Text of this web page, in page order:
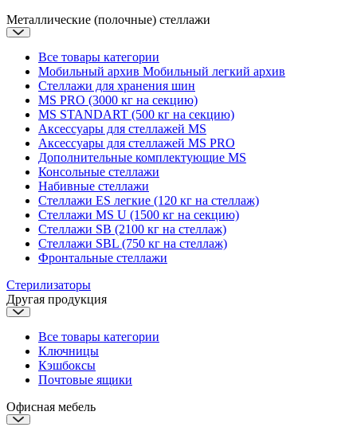
Металлические (полочные) стеллажи
Все товары категории
Мобильный архив Мобильный легкий архив
Стеллажи для хранения шин
MS PRO (3000 кг на секцию)
MS STANDART (500 кг на секцию)
Аксессуары для стеллажей MS
Аксессуары для стеллажей MS PRO
Дополнительные комплектующие MS
Консольные стеллажи
Набивные стеллажи
Стеллажи ES легкие (120 кг на стеллаж)
Стеллажи MS U (1500 кг на секцию)
Стеллажи SB (2100 кг на стеллаж)
Стеллажи SBL (750 кг на стеллаж)
Фронтальные стеллажи
Стерилизаторы
Другая продукция
Все товары категории
Ключницы
Кэшбоксы
Почтовые ящики
Офисная мебель